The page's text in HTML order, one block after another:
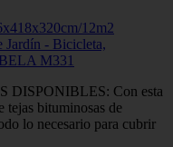
12m2
Jardín - Bicicleta,
M331
DISPONIBLES: Con esta
tejas bituminosas de
lo necesario para cubrir